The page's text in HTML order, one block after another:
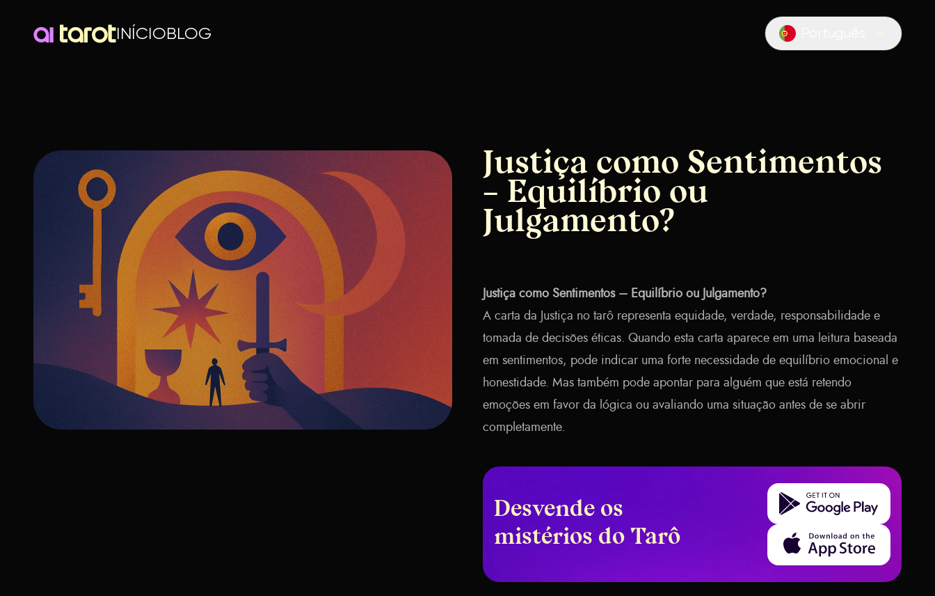
INÍCIOBLOG Locale switcher
Justiça como Sentimentos
– Equilíbrio ou
Julgamento?
Justiça como Sentimentos – Equilíbrio ou Julgamento?
A carta da Justiça no tarô representa equidade, verdade, responsabilidade e
tomada de decisões éticas. Quando esta carta aparece em uma leitura baseada
em sentimentos, pode indicar uma forte necessidade de equilíbrio emocional e
honestidade. Mas também pode apontar para alguém que está retendo
emoções em favor da lógica ou avaliando uma situação antes de se abrir
completamente.
Desvende os
mistérios do Tarô
Get it on Google Play
Download on the App Store